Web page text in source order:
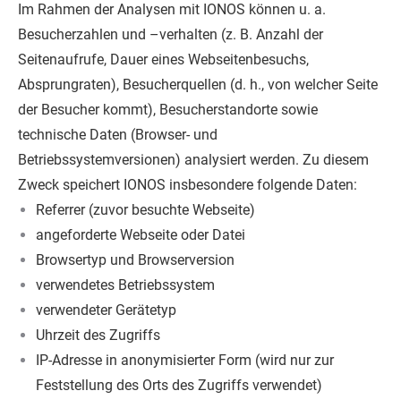
Im Rahmen der Analysen mit IONOS können u. a.
Besucherzahlen und –verhalten (z. B. Anzahl der
Seitenaufrufe, Dauer eines Webseitenbesuchs,
Absprungraten), Besucherquellen (d. h., von welcher Seite
der Besucher kommt), Besucherstandorte sowie
technische Daten (Browser- und
Betriebssystemversionen) analysiert werden. Zu diesem
Zweck speichert IONOS insbesondere folgende Daten:
Referrer (zuvor besuchte Webseite)
angeforderte Webseite oder Datei
Browsertyp und Browserversion
verwendetes Betriebssystem
verwendeter Gerätetyp
Uhrzeit des Zugriffs
IP-Adresse in anonymisierter Form (wird nur zur
Feststellung des Orts des Zugriffs verwendet)